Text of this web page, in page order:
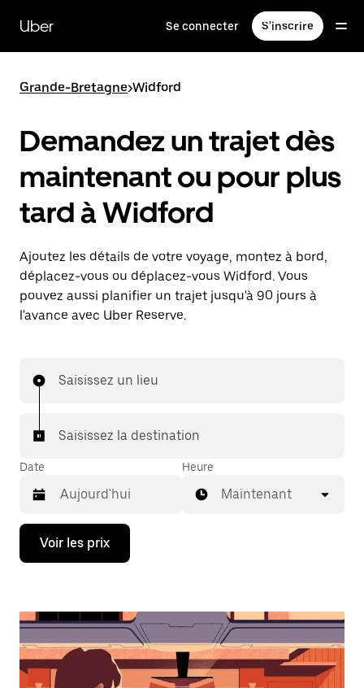
contenu
principal
Uber Se connecter S'inscrire
Grande-Bretagne>Widford
Demandez un trajet dès
maintenant ou pour plus
tard à Widford
Ajoutez les détails de votre voyage, montez à bord,
déplacez-vous ou déplacez-vous Widford. Vous
pouvez aussi planifier un trajet jusqu'à 90 jours à
l'avance avec Uber Reserve.
Saisissez un lieu
Saisissez la destination
Date
Appuyez
la
bas
ouvrir
le
calendrier
Heure
Maintenant
Voir les prix